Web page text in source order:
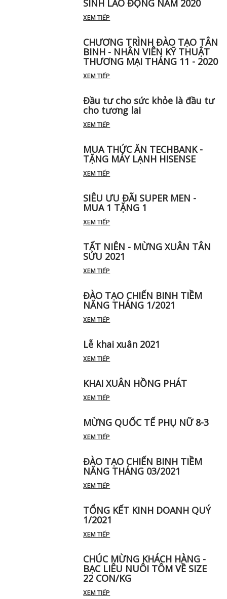
SINH LAO ĐỘNG NĂM 2020
XEM TIẾP
CHƯƠNG TRÌNH ĐÀO TẠO TÂN
BINH - NHÂN VIÊN KỸ THUẬT
THƯƠNG MẠI THÁNG 11 - 2020
XEM TIẾP
Đầu tư cho sức khỏe là đầu tư
cho tương lai
XEM TIẾP
MUA THỨC ĂN TECHBANK -
TẶNG MÁY LẠNH HISENSE
XEM TIẾP
SIÊU ƯU ĐÃI SUPER MEN -
MUA 1 TẶNG 1
XEM TIẾP
TẤT NIÊN - MỪNG XUÂN TÂN
SỬU 2021
XEM TIẾP
ĐÀO TẠO CHIẾN BINH TIỀM
NĂNG THÁNG 1/2021
XEM TIẾP
Lễ khai xuân 2021
XEM TIẾP
KHAI XUÂN HỒNG PHÁT
XEM TIẾP
MỪNG QUỐC TẾ PHỤ NỮ 8-3
XEM TIẾP
ĐÀO TẠO CHIẾN BINH TIỀM
NĂNG THÁNG 03/2021
XEM TIẾP
TỔNG KẾT KINH DOANH QUÝ
1/2021
XEM TIẾP
CHÚC MỪNG KHÁCH HÀNG -
BẠC LIÊU NUÔI TÔM VỀ SIZE
22 CON/KG
XEM TIẾP